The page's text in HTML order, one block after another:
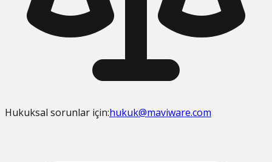
Hukuksal sorunlar için:hukuk@maviware.com